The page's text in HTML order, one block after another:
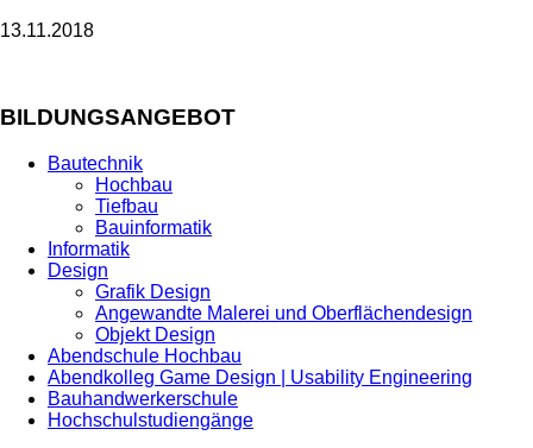
13.11.2018
BILDUNGSANGEBOT
Bautechnik
Hochbau
Tiefbau
Bauinformatik
Informatik
Design
Grafik Design
Angewandte Malerei und Oberflächendesign
Objekt Design
Abendschule Hochbau
Abendkolleg Game Design | Usability Engineering
Bauhandwerkerschule
Hochschulstudiengänge